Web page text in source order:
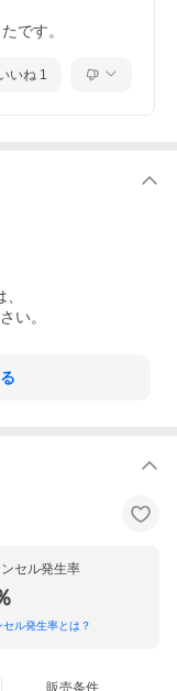
です。
いね 1
い。
セル発生率
ル発生率とは？